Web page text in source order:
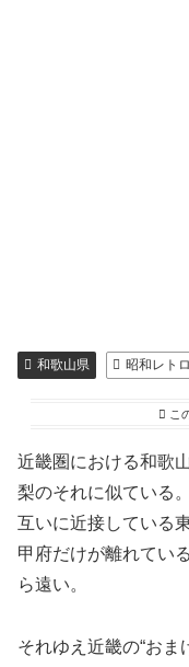
和歌山県 昭和レトロ
こ
近畿圏における和歌
梨のそれに似ている。
互いに近接している
甲府だけが離れてい
ら遠い。
それゆえ近畿の“おま